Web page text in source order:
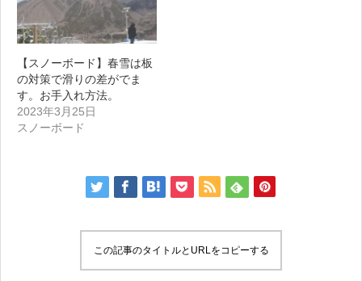
【スノーボード】春雪は板
の対策で滑りの差がでま
す。お手入れ方法。
2023年3月25日
スノーボード
この記事のタイトルとURLをコピーする